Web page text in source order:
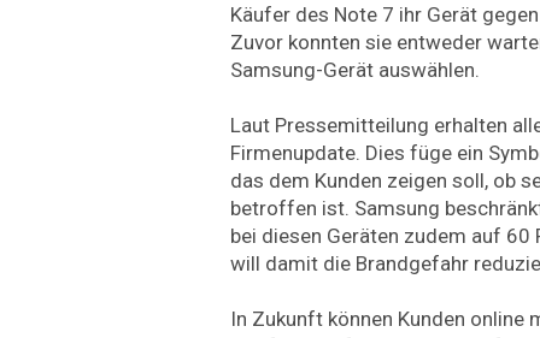
Käufer des Note 7 ihr Gerät
Zuvor konnten sie entweder
Samsung-Gerät auswählen.
Laut Pressemitteilung erhalten
Firmenupdate. Dies füge ein
das dem Kunden zeigen soll, ob
betroffen ist. Samsung
bei diesen Geräten zudem auf 60
will damit die Brandgefahr
In Zukunft können Kunden online